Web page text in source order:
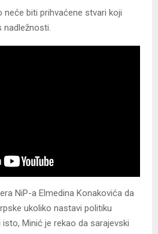
neće biti prihvaćene stvari koji
nadležnosti.
NiP-a Elmedina Konakovića da
ukoliko nastavi politiku
Minić je rekao da sarajevski